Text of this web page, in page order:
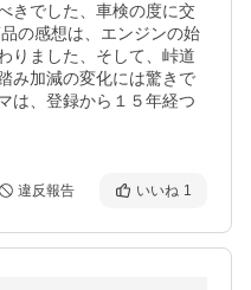
きでした、車検の度に交
の感想は、エンジンの始
りました、そして、峠道
み加減の変化には驚きで
は、登録から１５年経つ
違反報告 いいね 1